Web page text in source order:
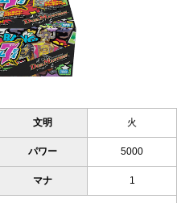
文明 火
パワー 5000
マナ 1